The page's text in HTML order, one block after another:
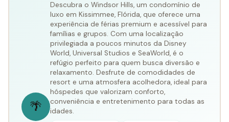
🌴
Descubra o Windsor Hills, um condomínio de
luxo em Kissimmee, Flórida, que oferece uma
experiência de férias premium e acessível para
famílias e grupos. Com uma localização
privilegiada a poucos minutos da Disney
World, Universal Studios e SeaWorld, é o
refúgio perfeito para quem busca diversão e
relaxamento. Desfrute de comodidades de
resort e uma atmosfera acolhedora, ideal para
hóspedes que valorizam conforto,
conveniência e entretenimento para todas as
idades.